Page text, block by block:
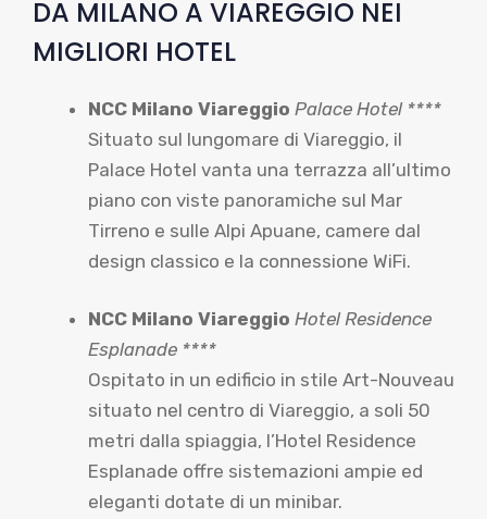
DA MILANO A VIAREGGIO NEI
MIGLIORI HOTEL
NCC Milano Viareggio Palace Hotel ****
Situato sul lungomare di Viareggio, il
Palace Hotel vanta una terrazza all’ultimo
piano con viste panoramiche sul Mar
Tirreno e sulle Alpi Apuane, camere dal
design classico e la connessione WiFi.
NCC Milano Viareggio Hotel Residence
Esplanade ****
Ospitato in un edificio in stile Art-Nouveau
situato nel centro di Viareggio, a soli 50
metri dalla spiaggia, l’Hotel Residence
Esplanade offre sistemazioni ampie ed
eleganti dotate di un minibar.